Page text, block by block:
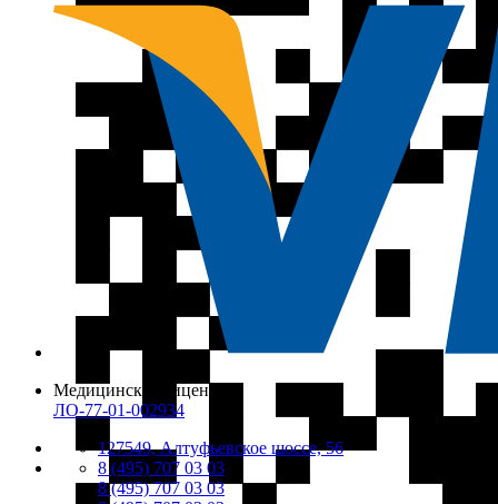
Медицинская лицензия
ЛО-77-01-002934
127549, Алтуфьевское шоссе, 56
8 (495) 707 03 03
8 (495) 707 03 03